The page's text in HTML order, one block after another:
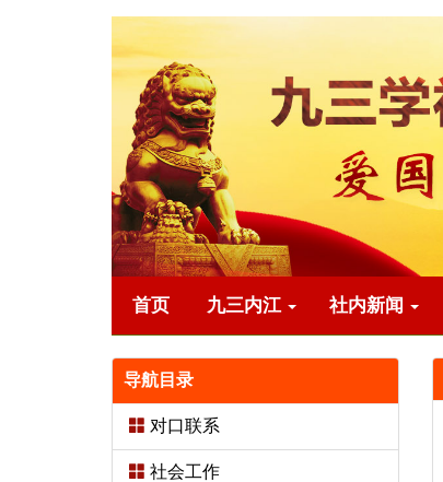
首页 九三内江 社内新闻
导航目录
对口联系
社会工作